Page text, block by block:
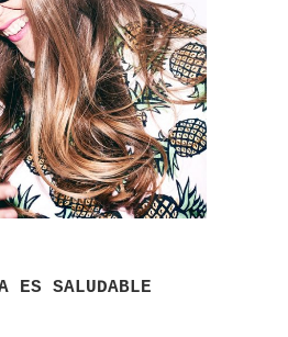
ES SALUDABLE